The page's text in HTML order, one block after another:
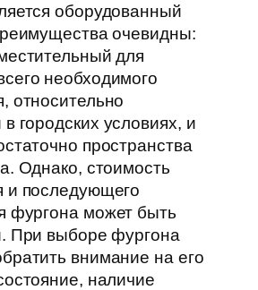
оборудованный
очевидны:
для
необходимого
относительно
городских условиях, и
пространства
Однако, стоимость
и последующего
фургона может быть
При выборе фургона
внимание на его
наличие